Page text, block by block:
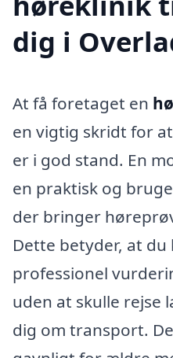
dig i
At få foretaget en
en vigtig skridt for
er i god stand. En
en praktisk og
der bringer
Dette betyder, at du
professionel
uden at skulle rejse
dig om transport.